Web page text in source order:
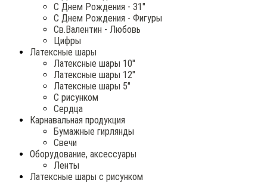
С Днем Рождения - 31"
С Днем Рождения - Фигуры
Св.Валентин - Любовь
Цифры
Латексные шары
Латексные шары 10"
Латексные шары 12"
Латексные шары 5"
С рисунком
Сердца
Карнавальная продукция
Бумажные гирлянды
Свечи
Оборудование, аксессуары
Ленты
Латексные шары с рисунком